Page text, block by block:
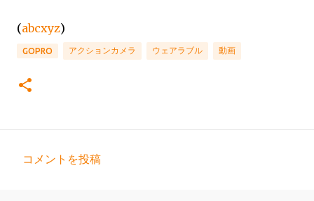
(abcxyz)
GOPRO アクションカメラ ウェアラブル 動画
コメントを投稿